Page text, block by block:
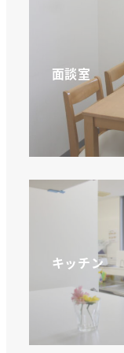
面談室
キッチン